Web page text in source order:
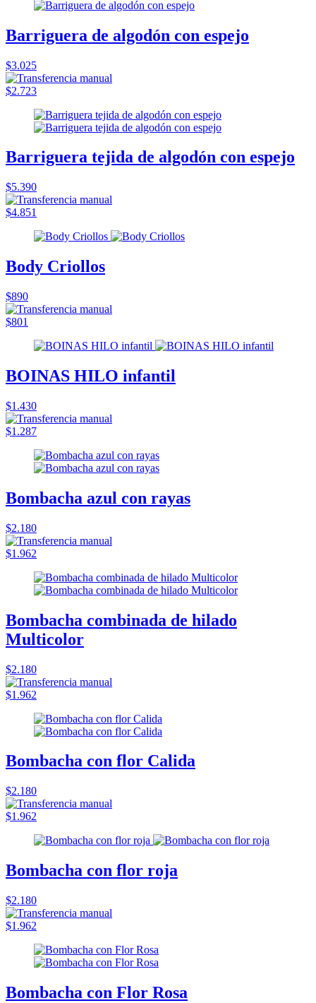
Barriguera de algodón con espejo
$3.025
$2.723
Barriguera tejida de algodón con espejo
$5.390
$4.851
Body Criollos
$890
$801
BOINAS HILO infantil
$1.430
$1.287
Bombacha azul con rayas
$2.180
$1.962
Bombacha combinada de hilado
Multicolor
$2.180
$1.962
Bombacha con flor Calida
$2.180
$1.962
Bombacha con flor roja
$2.180
$1.962
Bombacha con Flor Rosa